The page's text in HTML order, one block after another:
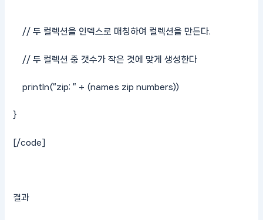
// 두 컬렉션을 인덱스로 매칭하여 컬렉션을 만든다.
// 두 컬렉션 중 갯수가 작은 것에 맞게 생성한다
println(“zip: ” + (names zip numbers))
}
[/code]
결과